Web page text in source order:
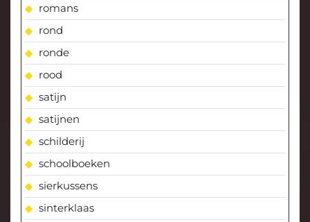
romans
rond
ronde
rood
satijn
satijnen
schilderij
schoolboeken
sierkussens
sinterklaas